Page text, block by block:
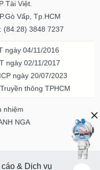
Tài Việt.
Vấp, Tp.HCM
(84.28) 3848 7237
ngày 04/11/2016
ngày 02/11/2017
ngày 20/07/2023
thông TPHCM
nhiệm
NGA
& Dịch vụ